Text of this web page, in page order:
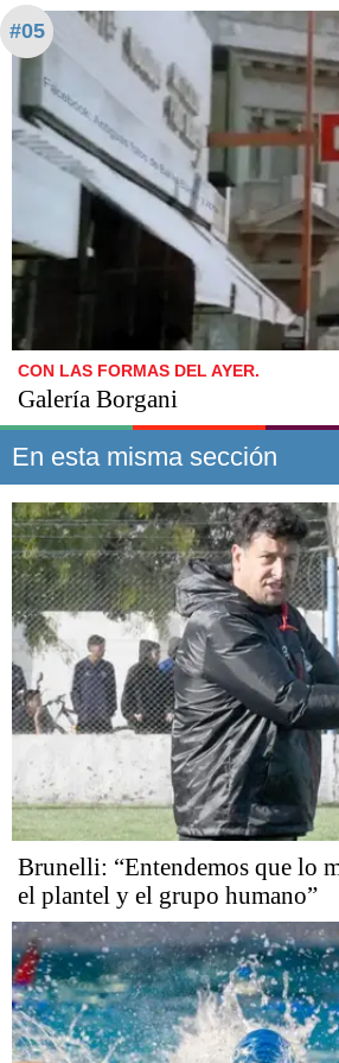
#05
CON LAS FORMAS DEL AYER.
Galería Borgani
En esta misma sección
Brunelli: “Entendemos que lo
el plantel y el grupo humano”